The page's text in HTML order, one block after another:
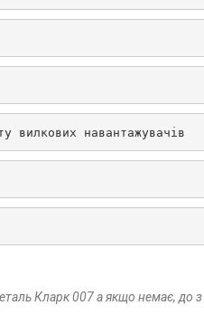
вилкових навантажувачів
Кларк 007 а якщо немає, до